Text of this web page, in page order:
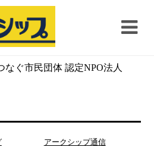
アークシップ通信